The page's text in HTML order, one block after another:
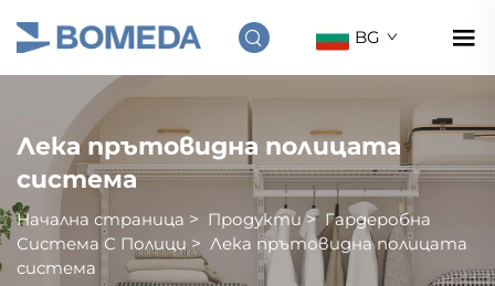
BG
Лека прътовидна полицата
система
Начална страница > Продукти> Гардеробна
Система С Полици> Лека прътовидна полицата
система